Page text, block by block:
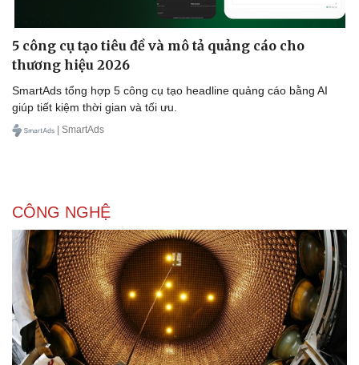
5 công cụ tạo tiêu đề và mô tả quảng cáo cho
thương hiệu 2026
SmartAds tổng hợp 5 công cụ tạo headline quảng cáo bằng AI
giúp tiết kiệm thời gian và tối ưu.
| SmartAds
CÔNG NGHỆ